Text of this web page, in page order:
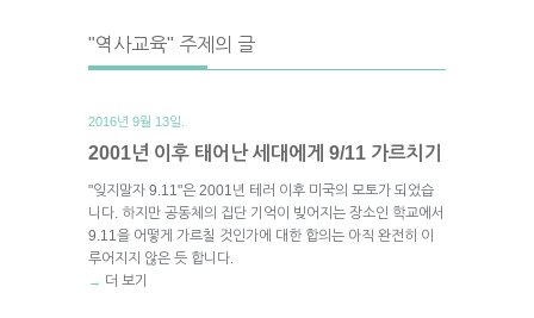
"역사교육" 주제의 글
2016년 9월 13일.
2001년 이후 태어난 세대에게 9/11 가르치기
"잊지말자 9.11"은 2001년 테러 이후 미국의 모토가 되었습
니다. 하지만 공동체의 집단 기억이 빚어지는 장소인 학교에서
9.11을 어떻게 가르칠 것인가에 대한 합의는 아직 완전히 이
루어지지 않은 듯 합니다.
→ 더 보기